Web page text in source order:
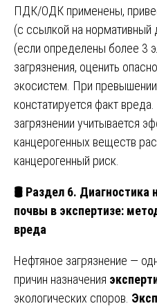
ПДК/ОДК применены,
(с ссылкой на нормативный
(если определены более 3
загрязнения, оценить
экосистем. При
констатируется факт
загрязнении учитывается
канцерогенных веществ
канцерогенный риск.
🛢 Раздел 6. Диагностика
почвы в экспертизе:
вреда
Нефтяное загрязнение —
причин назначения
экологических споров.